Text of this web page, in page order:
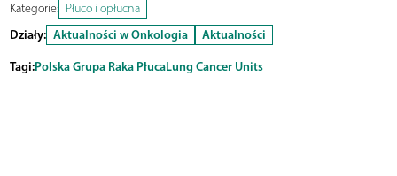
Kategorie: Płuco i opłucna
Działy: Aktualności w Onkologia
Aktualności
Tagi:Polska Grupa Raka PłucaLung Cancer Units